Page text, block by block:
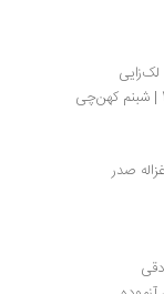
نگاهی به پنجمین دوره‌ جایزه ابوالحسن نجفی | غزاله صدر